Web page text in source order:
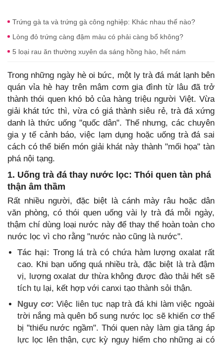
Trứng gà ta và trứng gà công nghiệp: Khác nhau thế nào?
Lòng đỏ trứng càng đậm màu có phải càng bổ không?
5 loại rau ăn thường xuyên da sáng hồng hào, hết nám
Trong những ngày hè oi bức, một ly trà đá mát lạnh bên
quán vỉa hè hay trên mâm cơm gia đình từ lâu đã trở
thành thói quen khó bỏ của hàng triệu người Việt. Vừa
giải khát tức thì, vừa có giá thành siêu rẻ, trà đá xứng
danh là thức uống "quốc dân". Thế nhưng, các chuyên
gia y tế cảnh báo, việc lạm dụng hoặc uống trà đá sai
cách có thể biến món giải khát này thành "mối họa" tàn
phá nội tạng.
1. Uống trà đá thay nước lọc: Thói quen tàn phá
thận âm thầm
Rất nhiều người, đặc biệt là cánh mày râu hoặc dân
văn phòng, có thói quen uống vài ly trà đá mỗi ngày,
thậm chí dùng loại nước này để thay thế hoàn toàn cho
nước lọc vì cho rằng "nước nào cũng là nước".
Tác hại: Trong lá trà có chứa hàm lượng oxalat rất
cao. Khi bạn uống quá nhiều trà, đặc biệt là trà đậm
vị, lượng oxalat dư thừa không được đào thải hết sẽ
tích tụ lại, kết hợp với canxi tạo thành sỏi thận.
Nguy cơ: Việc liên tục nạp trà đá khi làm việc ngoài
trời nắng mà quên bổ sung nước lọc sẽ khiến cơ thể
bị "thiếu nước ngầm". Thói quen này làm gia tăng áp
lực lọc lên thận, cực kỳ nguy hiểm cho những ai có